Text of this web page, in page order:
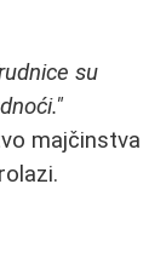
su
majčinstva